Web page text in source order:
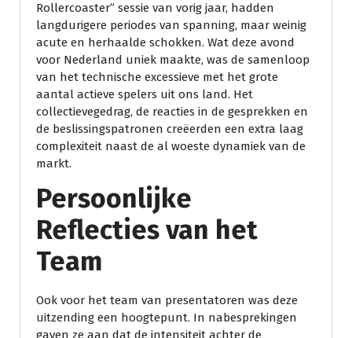
Rollercoaster” sessie van vorig jaar, hadden
langdurigere periodes van spanning, maar weinig
acute en herhaalde schokken. Wat deze avond
voor Nederland uniek maakte, was de samenloop
van het technische excessieve met het grote
aantal actieve spelers uit ons land. Het
collectievegedrag, de reacties in de gesprekken en
de beslissingspatronen creëerden een extra laag
complexiteit naast de al woeste dynamiek van de
markt.
Persoonlijke
Reflecties van het
Team
Ook voor het team van presentatoren was deze
uitzending een hoogtepunt. In nabesprekingen
gaven ze aan dat de intensiteit achter de